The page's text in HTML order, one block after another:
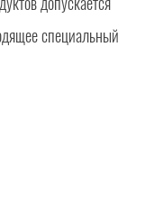
специальный